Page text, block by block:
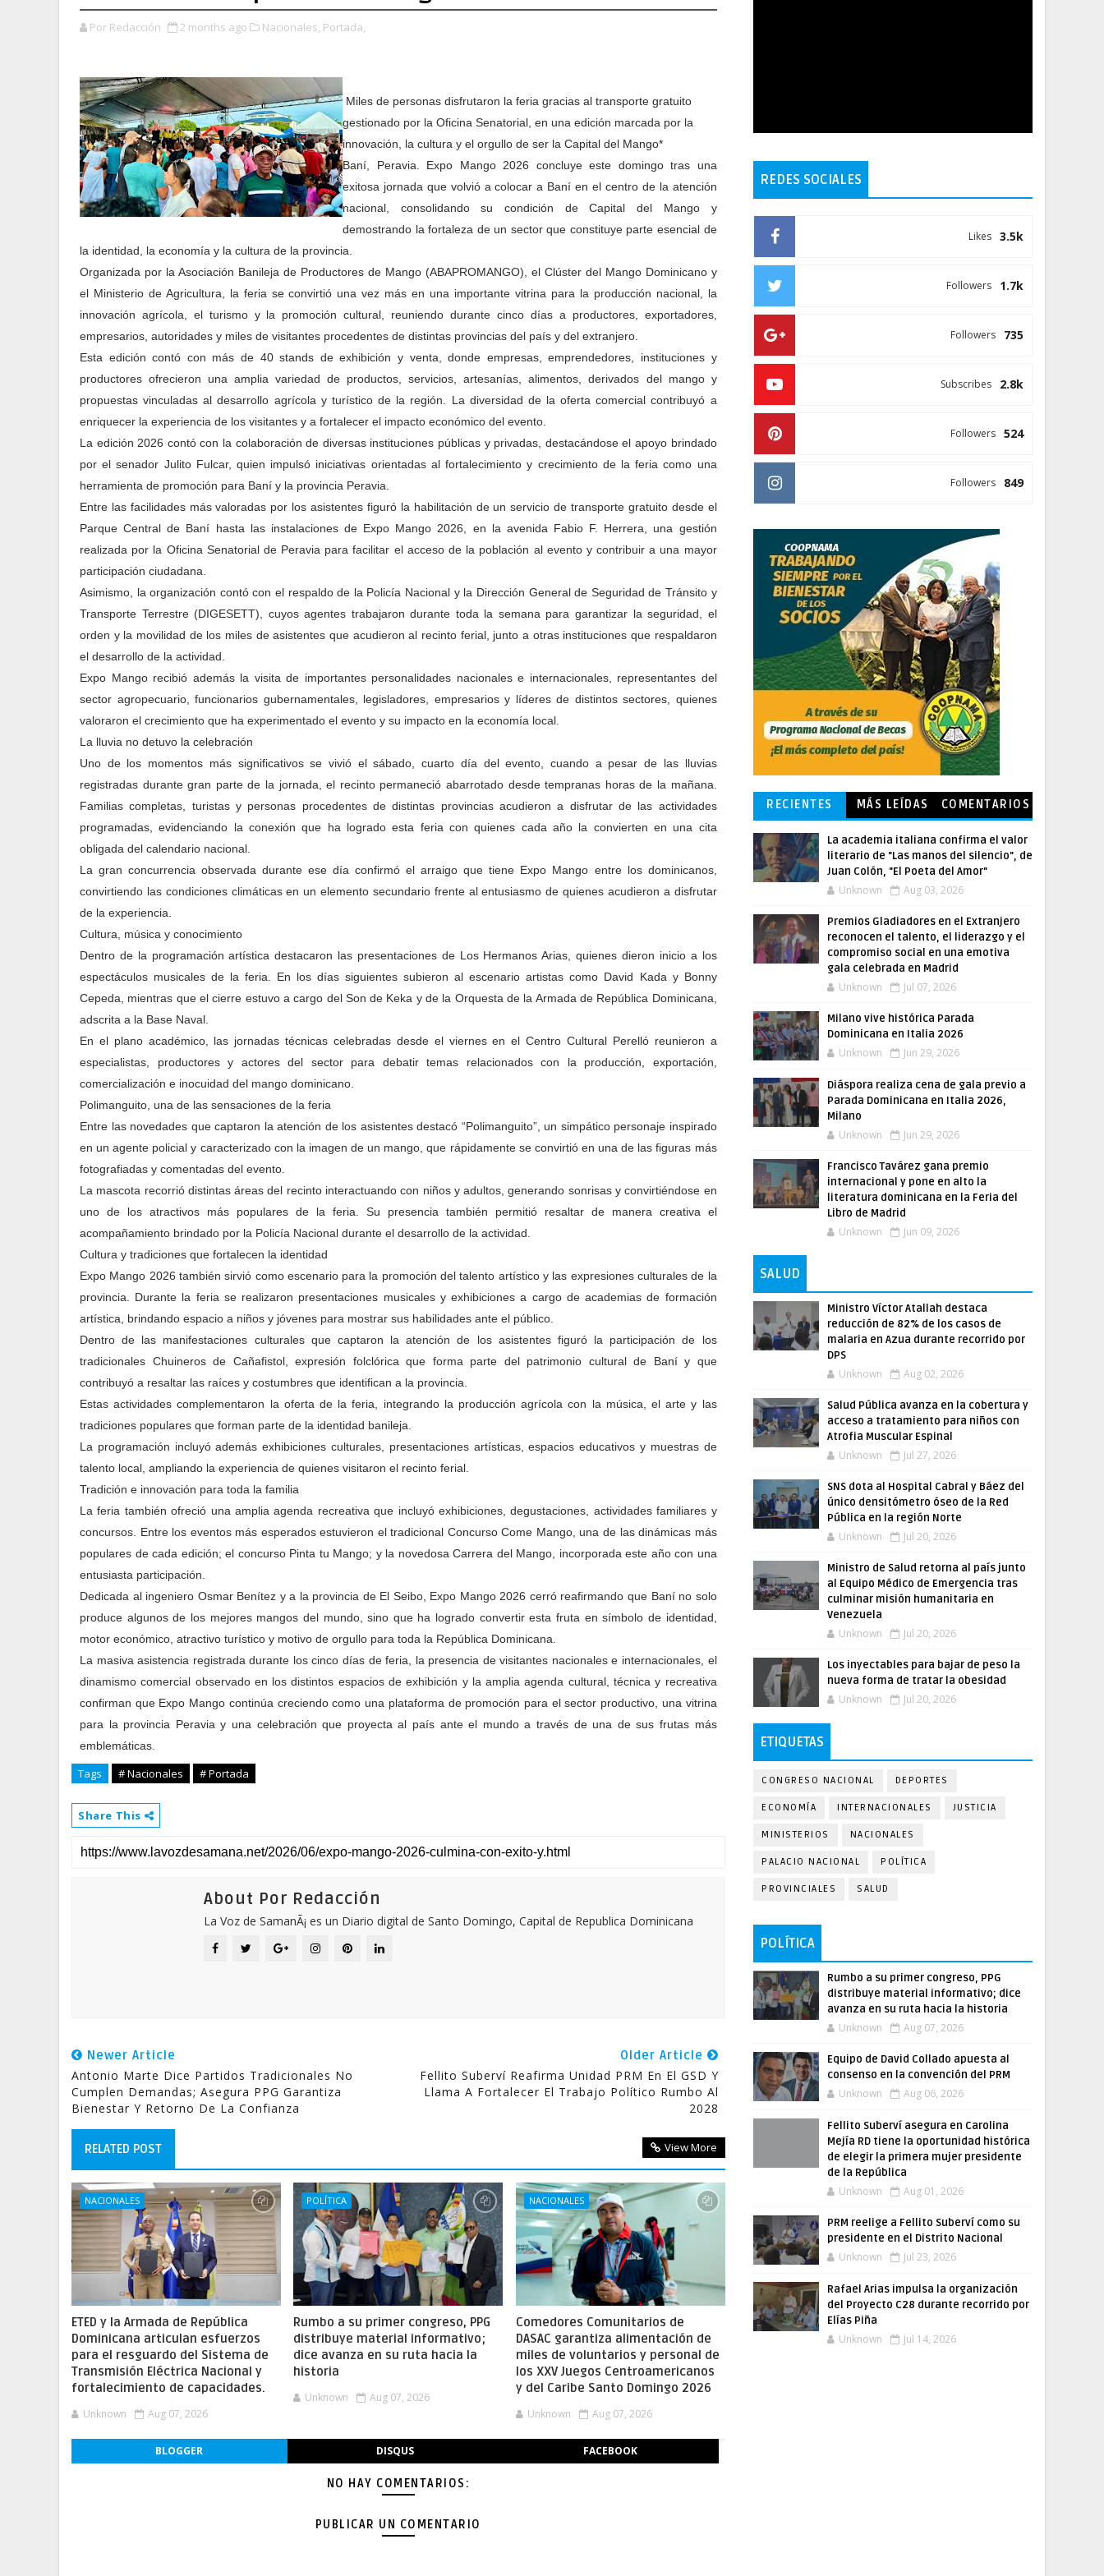
Por Redacción 2 months ago Nacionales, Portada,
Miles de personas disfrutaron la feria gracias al transporte gratuito
gestionado por la Oficina Senatorial, en una edición marcada por la
innovación, la cultura y el orgullo de ser la Capital del Mango*
Baní, Peravia. Expo Mango 2026 concluye este domingo tras una
exitosa jornada que volvió a colocar a Baní en el centro de la atención
nacional, consolidando su condición de Capital del Mango y
demostrando la fortaleza de un sector que constituye parte esencial de
la identidad, la economía y la cultura de la provincia.
Organizada por la Asociación Banileja de Productores de Mango (ABAPROMANGO), el Clúster del Mango Dominicano y
el Ministerio de Agricultura, la feria se convirtió una vez más en una importante vitrina para la producción nacional, la
innovación agrícola, el turismo y la promoción cultural, reuniendo durante cinco días a productores, exportadores,
empresarios, autoridades y miles de visitantes procedentes de distintas provincias del país y del extranjero.
Esta edición contó con más de 40 stands de exhibición y venta, donde empresas, emprendedores, instituciones y
productores ofrecieron una amplia variedad de productos, servicios, artesanías, alimentos, derivados del mango y
propuestas vinculadas al desarrollo agrícola y turístico de la región. La diversidad de la oferta comercial contribuyó a
enriquecer la experiencia de los visitantes y a fortalecer el impacto económico del evento.
La edición 2026 contó con la colaboración de diversas instituciones públicas y privadas, destacándose el apoyo brindado
por el senador Julito Fulcar, quien impulsó iniciativas orientadas al fortalecimiento y crecimiento de la feria como una
herramienta de promoción para Baní y la provincia Peravia.
Entre las facilidades más valoradas por los asistentes figuró la habilitación de un servicio de transporte gratuito desde el
Parque Central de Baní hasta las instalaciones de Expo Mango 2026, en la avenida Fabio F. Herrera, una gestión
realizada por la Oficina Senatorial de Peravia para facilitar el acceso de la población al evento y contribuir a una mayor
participación ciudadana.
Asimismo, la organización contó con el respaldo de la Policía Nacional y la Dirección General de Seguridad de Tránsito y
Transporte Terrestre (DIGESETT), cuyos agentes trabajaron durante toda la semana para garantizar la seguridad, el
orden y la movilidad de los miles de asistentes que acudieron al recinto ferial, junto a otras instituciones que respaldaron
el desarrollo de la actividad.
Expo Mango recibió además la visita de importantes personalidades nacionales e internacionales, representantes del
sector agropecuario, funcionarios gubernamentales, legisladores, empresarios y líderes de distintos sectores, quienes
valoraron el crecimiento que ha experimentado el evento y su impacto en la economía local.
La lluvia no detuvo la celebración
Uno de los momentos más significativos se vivió el sábado, cuarto día del evento, cuando a pesar de las lluvias
registradas durante gran parte de la jornada, el recinto permaneció abarrotado desde tempranas horas de la mañana.
Familias completas, turistas y personas procedentes de distintas provincias acudieron a disfrutar de las actividades
programadas, evidenciando la conexión que ha logrado esta feria con quienes cada año la convierten en una cita
obligada del calendario nacional.
La gran concurrencia observada durante ese día confirmó el arraigo que tiene Expo Mango entre los dominicanos,
convirtiendo las condiciones climáticas en un elemento secundario frente al entusiasmo de quienes acudieron a disfrutar
de la experiencia.
Cultura, música y conocimiento
Dentro de la programación artística destacaron las presentaciones de Los Hermanos Arias, quienes dieron inicio a los
espectáculos musicales de la feria. En los días siguientes subieron al escenario artistas como David Kada y Bonny
Cepeda, mientras que el cierre estuvo a cargo del Son de Keka y de la Orquesta de la Armada de República Dominicana,
adscrita a la Base Naval.
En el plano académico, las jornadas técnicas celebradas desde el viernes en el Centro Cultural Perelló reunieron a
especialistas, productores y actores del sector para debatir temas relacionados con la producción, exportación,
comercialización e inocuidad del mango dominicano.
Polimanguito, una de las sensaciones de la feria
Entre las novedades que captaron la atención de los asistentes destacó “Polimanguito”, un simpático personaje inspirado
en un agente policial y caracterizado con la imagen de un mango, que rápidamente se convirtió en una de las figuras más
fotografiadas y comentadas del evento.
La mascota recorrió distintas áreas del recinto interactuando con niños y adultos, generando sonrisas y convirtiéndose en
uno de los atractivos más populares de la feria. Su presencia también permitió resaltar de manera creativa el
acompañamiento brindado por la Policía Nacional durante el desarrollo de la actividad.
Cultura y tradiciones que fortalecen la identidad
Expo Mango 2026 también sirvió como escenario para la promoción del talento artístico y las expresiones culturales de la
provincia. Durante la feria se realizaron presentaciones musicales y exhibiciones a cargo de academias de formación
artística, brindando espacio a niños y jóvenes para mostrar sus habilidades ante el público.
Dentro de las manifestaciones culturales que captaron la atención de los asistentes figuró la participación de los
tradicionales Chuineros de Cañafistol, expresión folclórica que forma parte del patrimonio cultural de Baní y que
contribuyó a resaltar las raíces y costumbres que identifican a la provincia.
Estas actividades complementaron la oferta de la feria, integrando la producción agrícola con la música, el arte y las
tradiciones populares que forman parte de la identidad banileja.
La programación incluyó además exhibiciones culturales, presentaciones artísticas, espacios educativos y muestras de
talento local, ampliando la experiencia de quienes visitaron el recinto ferial.
Tradición e innovación para toda la familia
La feria también ofreció una amplia agenda recreativa que incluyó exhibiciones, degustaciones, actividades familiares y
concursos. Entre los eventos más esperados estuvieron el tradicional Concurso Come Mango, una de las dinámicas más
populares de cada edición; el concurso Pinta tu Mango; y la novedosa Carrera del Mango, incorporada este año con una
entusiasta participación.
Dedicada al ingeniero Osmar Benítez y a la provincia de El Seibo, Expo Mango 2026 cerró reafirmando que Baní no solo
produce algunos de los mejores mangos del mundo, sino que ha logrado convertir esta fruta en símbolo de identidad,
motor económico, atractivo turístico y motivo de orgullo para toda la República Dominicana.
La masiva asistencia registrada durante los cinco días de feria, la presencia de visitantes nacionales e internacionales, el
dinamismo comercial observado en los distintos espacios de exhibición y la amplia agenda cultural, técnica y recreativa
confirman que Expo Mango continúa creciendo como una plataforma de promoción para el sector productivo, una vitrina
para la provincia Peravia y una celebración que proyecta al país ante el mundo a través de una de sus frutas más
emblemáticas.
Tags # Nacionales # Portada
Share This
About Por Redacción
La Voz de SamanÃ¡ es un Diario digital de Santo Domingo, Capital de Republica Dominicana
Newer Article
Antonio Marte Dice Partidos Tradicionales No
Cumplen Demandas; Asegura PPG Garantiza
Bienestar Y Retorno De La Confianza
Older Article
Fellito Suberví Reafirma Unidad PRM En El GSD Y
Llama A Fortalecer El Trabajo Político Rumbo Al
2028
RELATED POST View More
NACIONALES
ETED y la Armada de República
Dominicana articulan esfuerzos
para el resguardo del Sistema de
Transmisión Eléctrica Nacional y
fortalecimiento de capacidades.
Unknown Aug 07, 2026
POLÍTICA
Rumbo a su primer congreso, PPG
distribuye material informativo;
dice avanza en su ruta hacia la
historia
Unknown Aug 07, 2026
NACIONALES
Comedores Comunitarios de
DASAC garantiza alimentación de
miles de voluntarios y personal de
los XXV Juegos Centroamericanos
y del Caribe Santo Domingo 2026
Unknown Aug 07, 2026
BLOGGER DISQUS FACEBOOK
NO HAY COMENTARIOS:
PUBLICAR UN COMENTARIO
REDES SOCIALES
3.5k
Likes
1.7k
Followers
735
Followers
2.8k
Subscribes
524
Followers
849
Followers
RECIENTES MÁS LEÍDAS COMENTARIOS
La academia italiana confirma el valor
literario de "Las manos del silencio", de
Juan Colón, "El Poeta del Amor"
Unknown Aug 03, 2026
Premios Gladiadores en el Extranjero
reconocen el talento, el liderazgo y el
compromiso social en una emotiva
gala celebrada en Madrid
Unknown Jul 07, 2026
Milano vive histórica Parada
Dominicana en Italia 2026
Unknown Jun 29, 2026
Diáspora realiza cena de gala previo a
Parada Dominicana en Italia 2026,
Milano
Unknown Jun 29, 2026
Francisco Tavárez gana premio
internacional y pone en alto la
literatura dominicana en la Feria del
Libro de Madrid
Unknown Jun 09, 2026
SALUD
Ministro Víctor Atallah destaca
reducción de 82% de los casos de
malaria en Azua durante recorrido por
DPS
Unknown Aug 02, 2026
Salud Pública avanza en la cobertura y
acceso a tratamiento para niños con
Atrofia Muscular Espinal
Unknown Jul 27, 2026
SNS dota al Hospital Cabral y Báez del
único densitómetro óseo de la Red
Pública en la región Norte
Unknown Jul 20, 2026
Ministro de Salud retorna al país junto
al Equipo Médico de Emergencia tras
culminar misión humanitaria en
Venezuela
Unknown Jul 20, 2026
Los inyectables para bajar de peso la
nueva forma de tratar la obesidad
Unknown Jul 20, 2026
ETIQUETAS
CONGRESO NACIONAL DEPORTES
ECONOMÍA INTERNACIONALES JUSTICIA
MINISTERIOS NACIONALES
PALACIO NACIONAL POLÍTICA
PROVINCIALES SALUD
POLÍTICA
Rumbo a su primer congreso, PPG
distribuye material informativo; dice
avanza en su ruta hacia la historia
Unknown Aug 07, 2026
Equipo de David Collado apuesta al
consenso en la convención del PRM
Unknown Aug 06, 2026
Fellito Suberví asegura en Carolina
Mejía RD tiene la oportunidad histórica
de elegir la primera mujer presidente
de la República
Unknown Aug 01, 2026
PRM reelige a Fellito Suberví como su
presidente en el Distrito Nacional
Unknown Jul 23, 2026
Rafael Arias impulsa la organización
del Proyecto C28 durante recorrido por
Elías Piña
Unknown Jul 14, 2026